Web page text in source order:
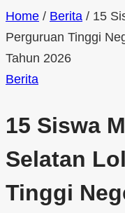
Home / Berita / 15
Perguruan Tinggi
Tahun 2026
Berita
15 Siswa
Selatan
Tinggi